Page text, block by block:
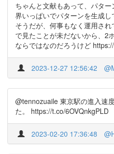
ちゃんと文献もあって、パタ
界いっぱいでパターンを生成
そうだが、何事もなく運用さ
で見たことが未だないから、2
ならではなのだろうけど
2023-12-27 12:56:42
@tennozuaile 東京駅の進入速
た。 https://t.co/6OVQnkgPLD
2023-02-20 17:36:48